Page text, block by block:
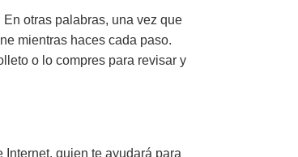
otras palabras, una vez que
mientras haces cada paso.
o lo compres para revisar y
quien te ayudará para